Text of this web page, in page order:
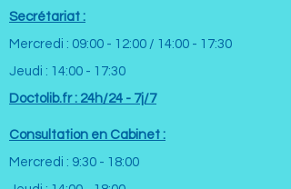
Secrétariat :
Mercredi : 09:00 - 12:00 / 14:00 - 17:30
Jeudi : 14:00 - 17:30
Doctolib.fr : 24h/24 - 7j/7
Consultation en Cabinet :
Mercredi : 9:30 - 18:00